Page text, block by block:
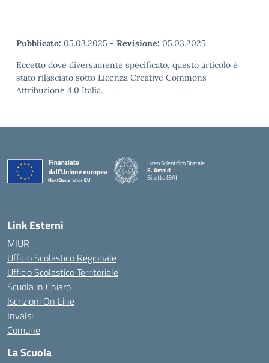
Pubblicato: 05.03.2025 - Revisione: 05.03.2025
Eccetto dove diversamente specificato, questo articolo è
stato rilasciato sotto Licenza Creative Commons
Attribuzione 4.0 Italia.
Liceo Scientifico Statale
E. Amaldi
Bitetto (BA)
Link Esterni
MIUR
Ufficio Scolastico Regionale
Ufficio Scolastico Territoriale
Scuola in Chiaro
Iscrizioni On Line
Invalsi
Comune
La Scuola